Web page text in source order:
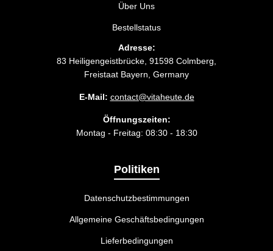
Über Uns
Bestellstatus
Adresse:
83 Heiligengeistbrücke, 91598 Colmberg,
Freistaat Bayern, Germany
E-Mail: contact@vitaheute.de
Öffnungszeiten:
Montag - Freitag: 08:30 - 18:30
Politiken
Datenschutzbestimmungen
Allgemeine Geschäftsbedingungen
Lieferbedingungen